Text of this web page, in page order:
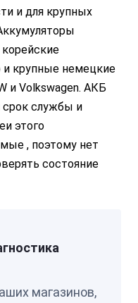
и для крупных
крупные немецкие
и Volkswagen. АКБ
срок службы и
этого
, поэтому нет
состояние
магазинов,